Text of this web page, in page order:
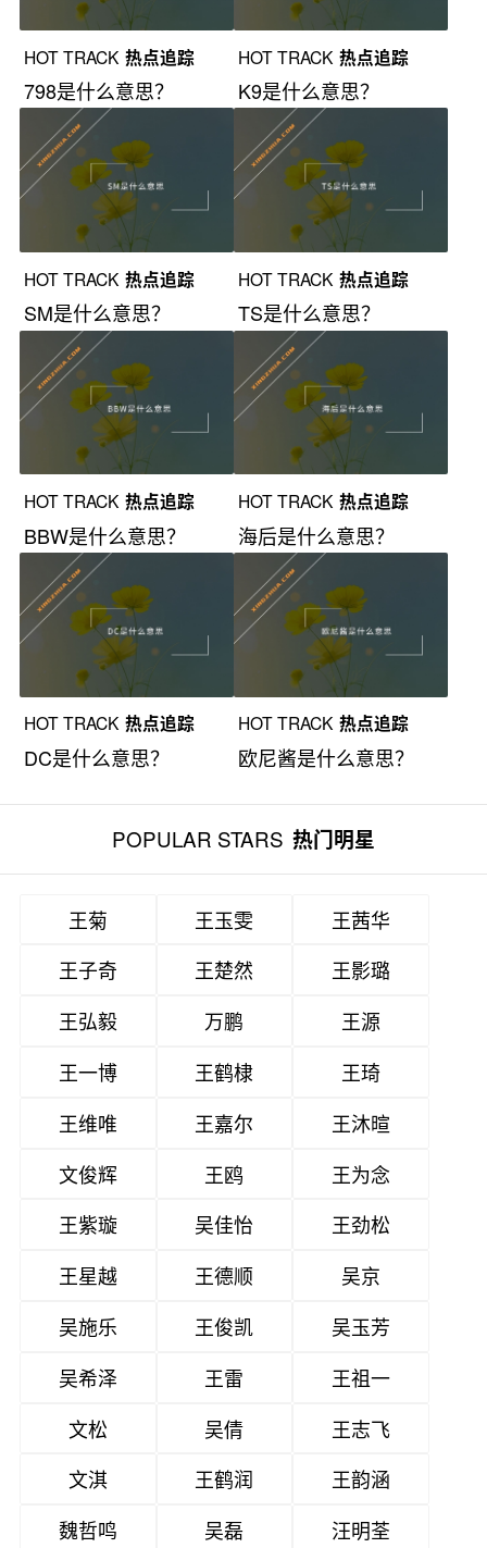
HOT TRACK 热点追踪
798是什么意思？
HOT TRACK 热点追踪
K9是什么意思？
HOT TRACK 热点追踪
SM是什么意思？
HOT TRACK 热点追踪
TS是什么意思？
HOT TRACK 热点追踪
BBW是什么意思？
HOT TRACK 热点追踪
海后是什么意思？
HOT TRACK 热点追踪
DC是什么意思？
HOT TRACK 热点追踪
欧尼酱是什么意思？
POPULAR STARS 热门明星
王菊 王玉雯
王茜华
王子奇
王楚然
王影璐
王弘毅
万鹏
王源
王一博
王鹤棣
王琦
王维唯
王嘉尔
王沐暄
文俊辉
王鸥
王为念
王紫璇
吴佳怡
王劲松
王星越
王德顺
吴京
吴施乐
王俊凯
吴玉芳
吴希泽
王雷
王祖一
文松
吴倩
王志飞
文淇
王鹤润
王韵涵
魏哲鸣
吴磊 汪明荃